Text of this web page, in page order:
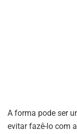
A forma pode ser
evitar fazê-lo com a